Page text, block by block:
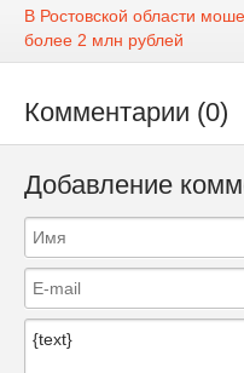
В Ростовской области
более 2 млн рублей
Комментарии (0)
Добавление